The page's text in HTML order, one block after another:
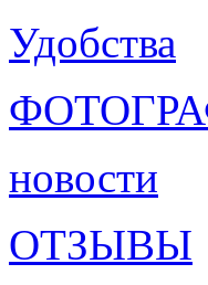
Удобства
новости
ОТЗЫВЫ